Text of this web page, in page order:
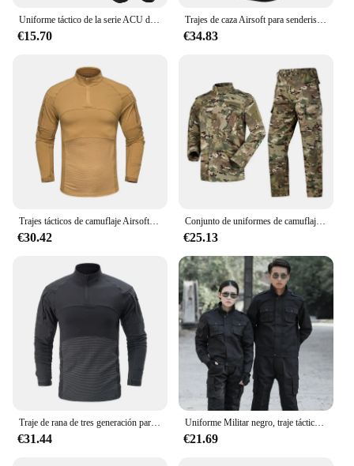
€15.70
Trajes de caza Airsoft para senderismo, uniforme militar, camisas de combate táctico de camuflaje, ropa de caza, camisas + pantalones con almohadillas
€34.83
€30.42
Conjunto de uniformes de camuflaje transpirable para hombre, traje negro Multicam, camisa de combate, uniforme táctico de carga, conjunto de caza
€25.13
€31.44
Uniforme Militar negro, traje táctico, camisa de combate, uniformes, Uniforme Militar Tatico, ropa Multicam, ropa de combate y caza para hombres
€21.69